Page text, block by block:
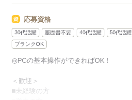
◇電話対応なし！
チャットオンリーの問合せ対応
PCの簡単な基本操作が出来れば
特別な経験や資格は必要なし◎
30名の大量募集のため
安心して始められる環境が
整っております！
応募資格
30代活躍 履歴書不要 40代活躍 50代活躍
ブランクOK
◎PCの基本操作ができればOK！
＜歓迎＞
■未経験の方